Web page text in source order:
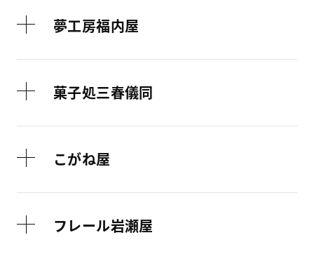
夢工房福内屋
菓子処三春儀同
こがね屋
フレール岩瀬屋